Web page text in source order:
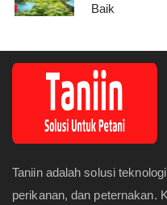
Baik
Taniin adalah solusi
perikanan, dan peternakan.